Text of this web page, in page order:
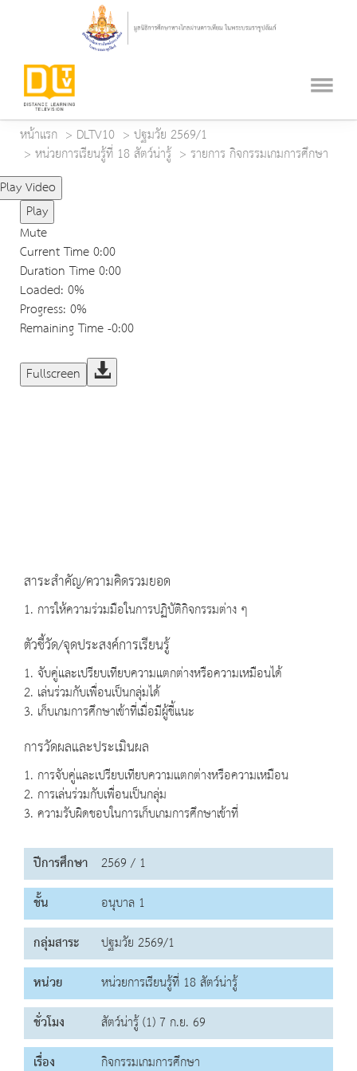
หน้าแรก DLTV10
ปฐมวัย 2569/1
หน่วยการเรียนรู้ที่ 18 สัตว์น่ารู้
รายการ กิจกรรมเกมการศึกษา
Play Video
Play
Mute
Current Time0:00
Duration Time0:00
Loaded: 0%
Progress: 0%
Remaining Time-0:00
Fullscreen
สาระสำคัญ/ความคิดรวมยอด
1. การให้ความร่วมมือในการปฏิบัติกิจกรรมต่าง ๆ
ตัวชี้วัด/จุดประสงค์การเรียนรู้
1. จับคู่และเปรียบเทียบความแตกต่างหรือความเหมือนได้
2. เล่นร่วมกับเพื่อนเป็นกลุ่มได้
3. เก็บเกมการศึกษาเข้าที่เมื่อมีผู้ชี้แนะ
การวัดผลและประเมินผล
1. การจับคู่และเปรียบเทียบความแตกต่างหรือความเหมือน
2. การเล่นร่วมกับเพื่อนเป็นกลุ่ม
3. ความรับผิดชอบในการเก็บเกมการศึกษาเข้าที่
ปีการศึกษา 2569 / 1
ชั้น
อนุบาล 1
กลุ่มสาระ
ปฐมวัย 2569/1
หน่วย
หน่วยการเรียนรู้ที่ 18 สัตว์น่ารู้
ชั่วโมง
สัตว์น่ารู้ (1) 7 ก.ย. 69
เรื่อง
กิจกรรมเกมการศึกษา